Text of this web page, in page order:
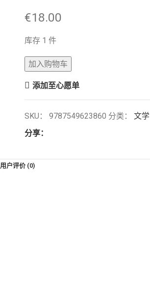
€18.00
库存 1 件
加入购物车
添加至心愿单
SKU： 9787549623860 分类：
文学
分享：
用户评价 (0)